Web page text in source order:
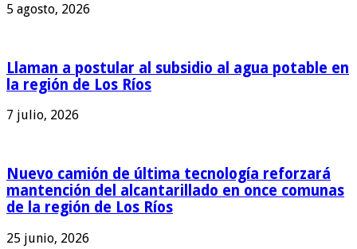
5 agosto, 2026
Llaman a postular al subsidio al agua potable en
la región de Los Ríos
7 julio, 2026
Nuevo camión de última tecnología reforzará
mantención del alcantarillado en once comunas
de la región de Los Ríos
25 junio, 2026